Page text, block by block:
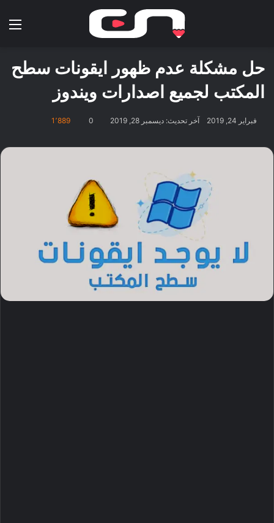
حل مشكلة عدم ظهور ايقونات سطح
المكتب لجميع اصدارات ويندوز
فبراير 24, 2019 آخر تحديث: ديسمبر 28, 2019 0 1٬889